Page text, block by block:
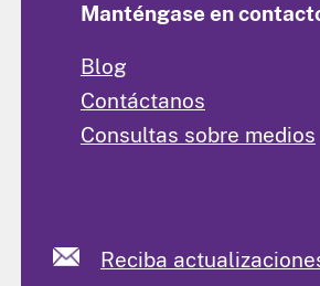
Manténgase en
Blog
Contáctanos
Consultas sobre medios
Reciba